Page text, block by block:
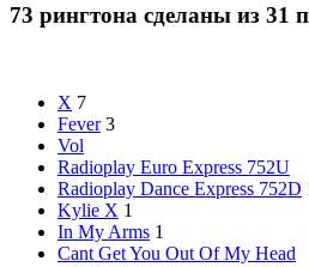
73 рингтона сделаны из 31
X 7
Fever3
Vol
Radioplay Euro Express 752U
Radioplay Dance Express 752D
Kylie X 1
In My Arms 1
Cant Get You Out Of My Head